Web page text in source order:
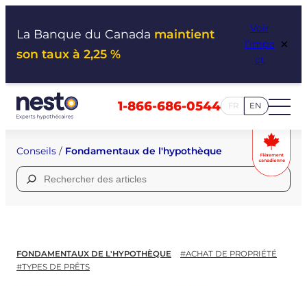
La Banque du Canada maintient
son taux à 2,25 %
Voir
l’impa
ct
×
1-866-686-0544 FR EN
Conseils / Fondamentaux de l'hypothèque
Rechercher :
FONDAMENTAUX DE L'HYPOTHÈQUE
#ACHAT DE PROPRIÉTÉ
#TYPES DE PRÊTS